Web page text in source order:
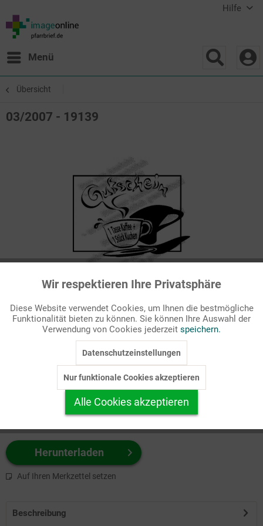
Hilfe
Menü
Übersicht
03/2007 - 19139
Passende Stichworte
Feste/Feiern, Gemeindeleben
zuerst Ihr Produktformat aus.
z.B. Farbe-Grafik, Schwarz-Weiß-Grafik, mit/ohne Text ...
Herunterladen
Auf Ihren Merkzettel setzen
Beschreibung
Funktionale Aktiv
Marketing Inaktiv
Personalisierung Inaktiv
Service
Wir respektieren Ihre Privatsphäre
Diese Website verwendet Cookies, um Ihnen die bestmögliche
Funktionalität bieten zu können. Sie können Ihre Auswahl der
Verwendung von Cookies jederzeit speichern.
Datenschutzeinstellungen
Nur funktionale Cookies akzeptieren
Alle Cookies akzeptieren